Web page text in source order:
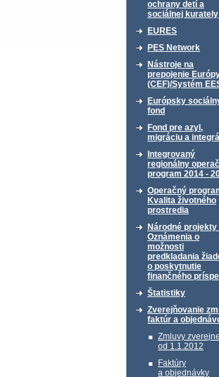
ochrany detí a
sociálnej kurately
EURES
PES Network
Nástroje na
prepojenie
(CEF)/Systém
Európsky
fond
Fond pre azyl,
migráciu a
Integrovaný
regionálny
program 2014 -
Operačný
Kvalita životného
prostredia
Národné projekty
Oznámenia o
možnosti
predkladania
o poskytnutie
finančného
Štatistiky
Zverejňovanie
faktúr a
Zmluvy
od 1.1.2012
Faktúry
a objednávky